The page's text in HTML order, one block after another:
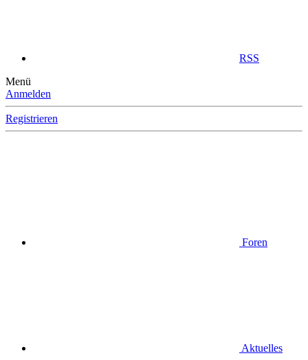
RSS
Menü
Anmelden
Registrieren
Foren
Aktuelles